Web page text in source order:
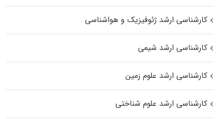
کارشناسی ارشد ژئوفیزیک و هواشناسی
کارشناسی ارشد شیمی
کارشناسی ارشد علوم زمین
کارشناسی ارشد علوم شناختی